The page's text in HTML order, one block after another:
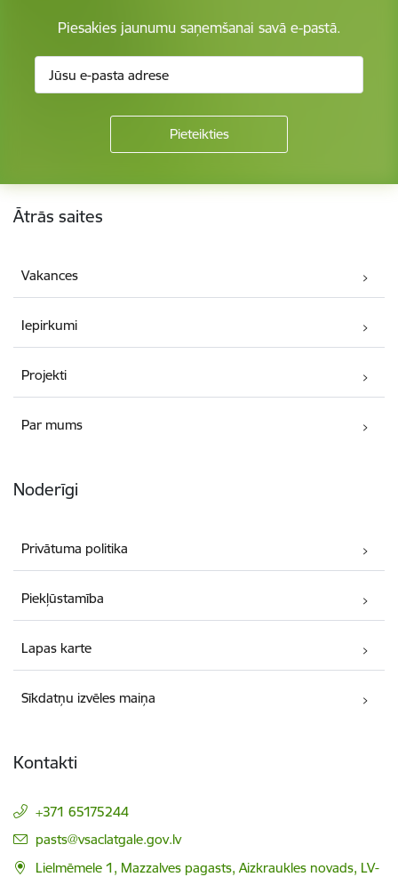
Piesakies jaunumu saņemšanai savā e-pastā.
Kājene
Ātrās saites
Vakances
Iepirkumi
Projekti
Par mums
Noderīgi
Privātuma politika
Piekļūstamība
Lapas karte
Sīkdatņu izvēles maiņa
Kontakti
+371 65175244
E-pasts:
pasts@vsaclatgale.gov.lv
Lielmēmele 1, Mazzalves pagasts, Aizkraukles novads, LV-